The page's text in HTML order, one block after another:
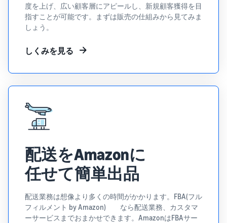
度を上げ、広い顧客層にアピールし、新規顧客獲得を目
指すことが可能です。まずは販売の仕組みから見てみま
しょう。
しくみを見る
配送をAmazonに
任せて簡単出品
配送業務は想像より多くの時間がかかります。FBA(フル
フィルメント by Amazon) なら配送業務、カスタマ
ーサービスまでおまかせできます。AmazonはFBAサー